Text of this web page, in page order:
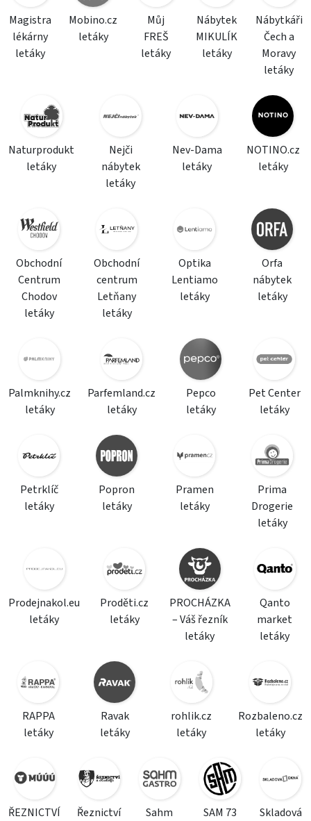
Magistra
lékárny
letáky
Mobino.cz
letáky
Můj
FREŠ
letáky
Nábytek
MIKULÍK
letáky
Nábytkáři
Čech a
Moravy
letáky
Naturprodukt
letáky
Nejči
nábytek
letáky
Nev-Dama
letáky
NOTINO.cz
letáky
Obchodní
Centrum
Chodov
letáky
Obchodní
centrum
Letňany
letáky
Optika
Lentiamo
letáky
Orfa
nábytek
letáky
Palmknihy.cz
letáky
Parfemland.cz
letáky
Pepco
letáky
Pet Center
letáky
Petrklíč
letáky
Popron
letáky
Pramen
letáky
Prima
Drogerie
letáky
Prodejnakol.eu
letáky
Proděti.cz
letáky
PROCHÁZKA
– Váš řezník
letáky
Qanto
market
letáky
RAPPA
letáky
Ravak
letáky
rohlik.cz
letáky
Rozbaleno.cz
letáky
ŘEZNICTVÍ
Řeznictví
Sahm
SAM 73
Skladová